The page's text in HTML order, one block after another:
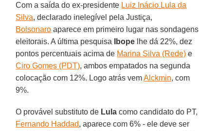
Com a saída do ex-presidente Luiz Inácio Lula da
Silva, declarado inelegível pela Justiça,
Bolsonaro aparece em primeiro lugar nas sondagens
eleitorais. A última pesquisa
Ibope lhe dá 22%, dez
pontos percentuais acima de Marina Silva (Rede) e
Ciro Gomes (PDT), ambos empatados na segunda
colocação com 12%. Logo atrás vemAlckmin, com
9%.
O provável substituto de Lula como candidato do PT,
Fernando Haddad, aparece com 6% - ele deve ser